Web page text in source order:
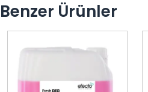
Benzer Ürünler